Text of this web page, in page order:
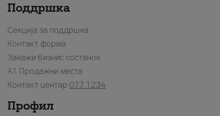
Поддршка
Секција за поддршка
Контакт форма
Закажи бизнис состанок
A1 Продажни места
Контакт центар 077 1234
Профил